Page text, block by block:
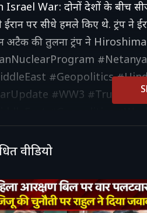
Israel War: दोनों देशों के बीच
ईरान पर सीधे हमले किए थे. ट्रंप ने
अटैक की तुलना ट्रंप ने
#Geopolitics
#WW3 #Trump
वीडियो